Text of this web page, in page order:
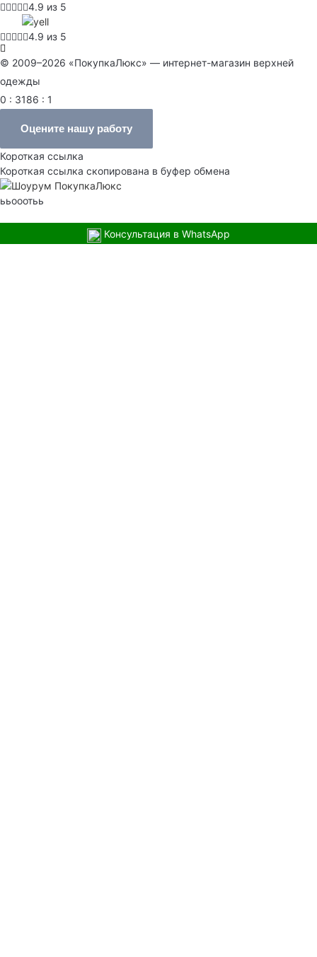
4.9 из 5
4.9 из 5
© 2009–2026 «ПокупкаЛюкс» — интернет-магазин верхней
одежды
0 : 3186 : 1
Оцените нашу работу
Короткая ссылка
Короткая ссылка скопирована в буфер обмена
ььооотьь
Консультация в WhatsApp